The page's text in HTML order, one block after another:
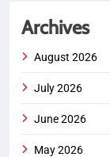
Archives
August 2026
July 2026
June 2026
May 2026